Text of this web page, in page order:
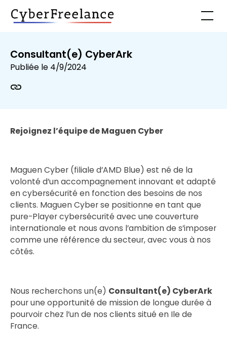
Consultant(e) CyberArk
Publiée le 4/9/2024
Rejoignez l’équipe de Maguen Cyber
Maguen Cyber (filiale d’AMD Blue) est né de la
volonté d’un accompagnement innovant et adapté
en cybersécurité en fonction des besoins de nos
clients. Maguen Cyber se positionne en tant que
pure-Player cybersécurité avec une couverture
internationale et nous avons l’ambition de s’imposer
comme une référence du secteur, avec vous à nos
côtés.
Nous recherchons un(e) Consultant(e) CyberArk
pour une opportunité de mission de longue durée à
pourvoir chez l’un de nos clients situé en Ile de
France.